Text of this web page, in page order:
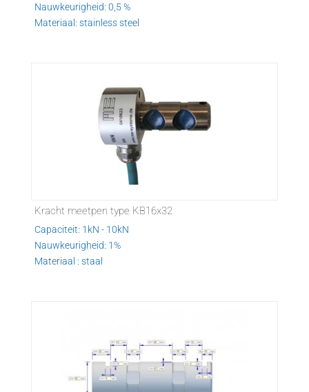
Nauwkeurigheid: 0,5 %
Materiaal: stainless steel
Kracht meetpen type KB16x32
Capaciteit: 1kN - 10kN
Nauwkeurigheid: 1%
Materiaal : staal